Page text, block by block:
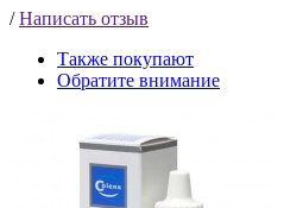
/Написать отзыв
Также покупают
Обратите внимание